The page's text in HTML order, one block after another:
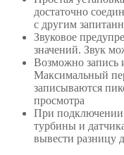
достаточно
с другим
Звуковое
значений. Звук
Возможно запись
Максимальный
записываются
просмотра
При подключении
турбины и
вывести разницу